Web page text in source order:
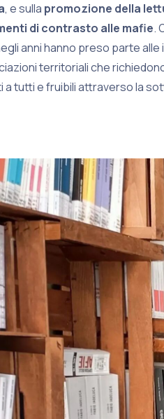
, e sulla promozione della
di contrasto alle mafie.
anni hanno preso parte alle
territoriali che
a tutti e fruibili attraverso la